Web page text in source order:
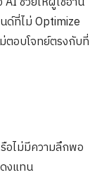
ด์ที่ไม่ Optimize
ตอบโจทย์ตรงกับที่
อไม่มีความลึกพอ
งแทน